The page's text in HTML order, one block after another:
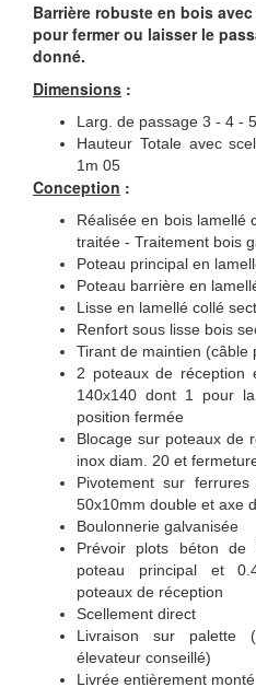
Barrière robuste en bois
pour fermer ou laisser le
donné.
Dimensions :
Larg. de passage 3 - 4 -
Hauteur Totale avec
1m 05
Conception :
Réalisée en bois lamellé
traitée - Traitement bois
Poteau principal en
Poteau barrière en
Lisse en lamellé collé
Renfort sous lisse bois
Tirant de maintien (câble
2 poteaux de réception
140x140 dont 1 pour
position fermée
Blocage sur poteaux de
inox diam. 20 et
Pivotement sur
50x10mm double et axe
Boulonnerie galvanisée
Prévoir plots béton de
poteau principal et
poteaux de réception
Scellement direct
Livraison sur palette
élevateur conseillé)
Livrée entièrement monté